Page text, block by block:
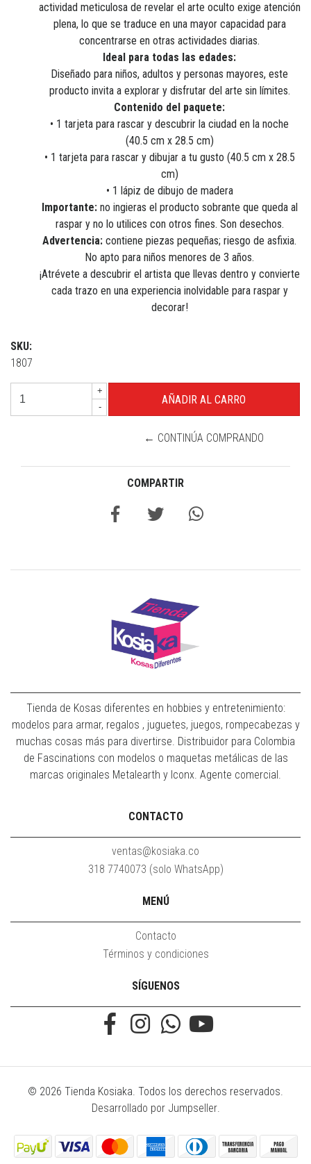
actividad meticulosa de revelar el arte oculto exige atención
plena, lo que se traduce en una mayor capacidad para
concentrarse en otras actividades diarias.
Ideal para todas las edades:
Diseñado para niños, adultos y personas mayores, este
producto invita a explorar y disfrutar del arte sin límites.
Contenido del paquete:
• 1 tarjeta para rascar y descubrir la ciudad en la noche
(40.5 cm x 28.5 cm)
• 1 tarjeta para rascar y dibujar a tu gusto (40.5 cm x 28.5
cm)
• 1 lápiz de dibujo de madera
Importante:no ingieras el producto sobrante que queda al
raspar y no lo utilices con otros fines. Son desechos.
Advertencia: contiene piezas pequeñas; riesgo de asfixia.
No apto para niños menores de 3 años.
¡Atrévete a descubrir el artista que llevas dentro y convierte
cada trazo en una experiencia inolvidable para raspar y
decorar!
SKU:
1807
+
-
← CONTINÚA COMPRANDO
COMPARTIR
Tienda de Kosas diferentes en hobbies y entretenimiento:
modelos para armar, regalos , juguetes, juegos, rompecabezas y
muchas cosas más para divertirse. Distribuidor para Colombia
de Fascinations con modelos o maquetas metálicas de las
marcas originales Metalearth y Iconx. Agente comercial.
CONTACTO
ventas@kosiaka.co
318 7740073 (solo WhatsApp)
MENÚ
Contacto
Términos y condiciones
SÍGUENOS
© 2026 Tienda Kosiaka. Todos los derechos reservados.
Desarrollado por Jumpseller.